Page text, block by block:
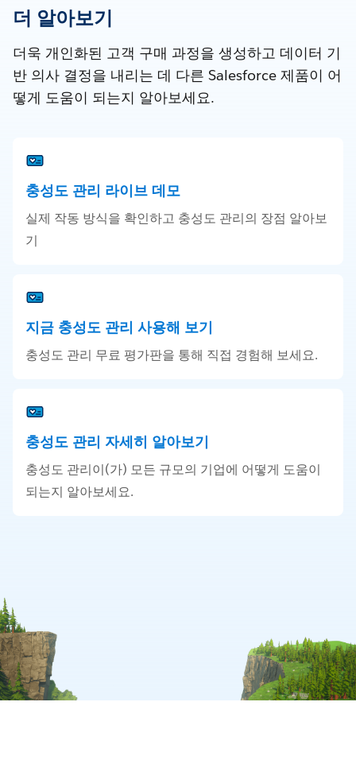
더 알아보기
더욱 개인화된 고객 구매 과정을 생성하고 데이터 기
반 의사 결정을 내리는 데 다른 Salesforce 제품이 어
떻게 도움이 되는지 알아보세요.
충성도 관리 라이브 데모
실제 작동 방식을 확인하고 충성도 관리의 장점 알아보
기
지금 충성도 관리 사용해 보기
충성도 관리 무료 평가판을 통해 직접 경험해 보세요.
충성도 관리 자세히 알아보기
충성도 관리이(가) 모든 규모의 기업에 어떻게 도움이
되는지 알아보세요.